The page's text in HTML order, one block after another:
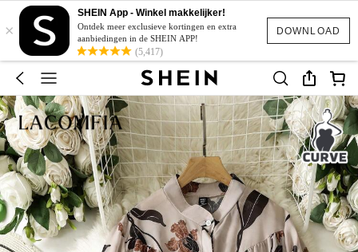
DOWNLOAD
×
SHEIN App - Winkel makkelijker!
Ontdek meer exclusieve kortingen en extra
aanbiedingen in de SHEIN APP!
(5,417)